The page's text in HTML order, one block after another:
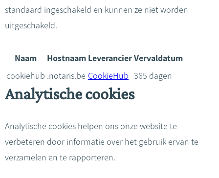
standaard ingeschakeld en kunnen ze niet worden
uitgeschakeld.
Naam Hostnaam LeverancierVervaldatum
cookiehub .notaris.be CookieHub 365 dagen
Analytische cookies
Analytische cookies helpen ons onze website te
verbeteren door informatie over het gebruik ervan te
verzamelen en te rapporteren.